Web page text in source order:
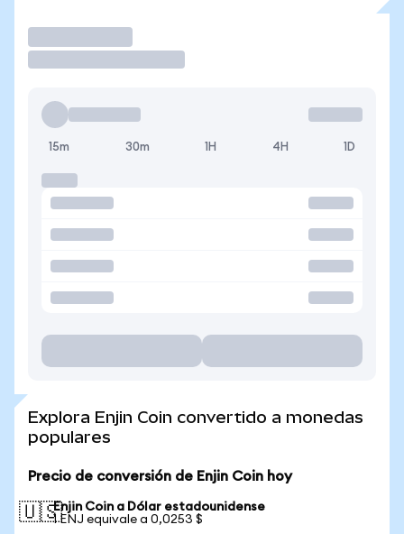
15m 30m 1H 4H 1D
Explora Enjin Coin convertido a monedas
populares
Precio de conversión de Enjin Coin hoy
🇺🇸Enjin Coin a Dólar estadounidense
1 ENJ equivale a 0,0253 $